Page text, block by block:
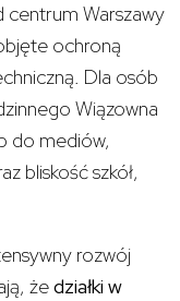
centrum Warszawy
ochroną
Dla osób
Wiązowna
do mediów,
bliskość szkół,
rozwój
żedziałki w